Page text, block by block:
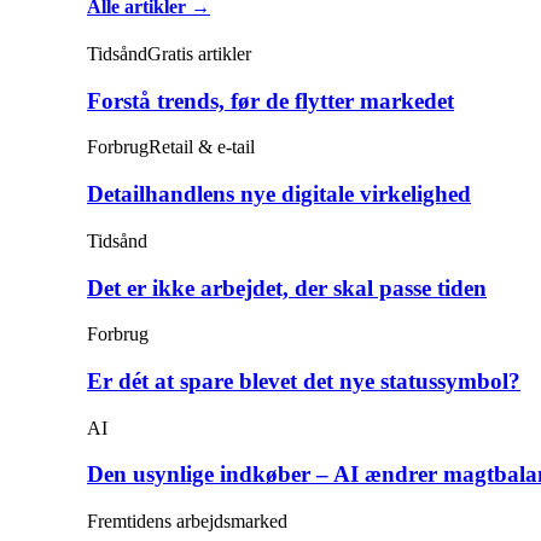
Alle artikler →
TidsåndGratis artikler
Forstå trends, før de flytter markedet
ForbrugRetail & e-tail
Detailhandlens nye digitale virkelighed
Tidsånd
Det er ikke arbejdet, der skal passe tiden
Forbrug
Er dét at spare blevet det nye statussymbol?
AI
Den usynlige indkøber – AI ændrer
Fremtidens arbejdsmarked